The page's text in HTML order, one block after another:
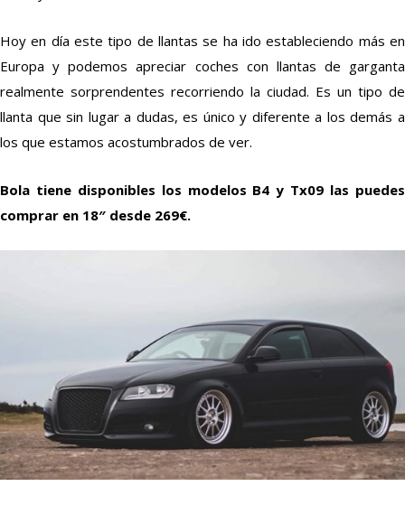
Hoy en día este tipo de llantas se ha ido estableciendo más en
Europa y podemos apreciar coches con llantas de garganta
realmente sorprendentes recorriendo la ciudad. Es un tipo de
llanta que sin lugar a dudas, es único y diferente a los demás a
los que estamos acostumbrados de ver.
Bola tiene disponibles los modelos B4 y Tx09 las puedes
comprar en 18″ desde 269€.